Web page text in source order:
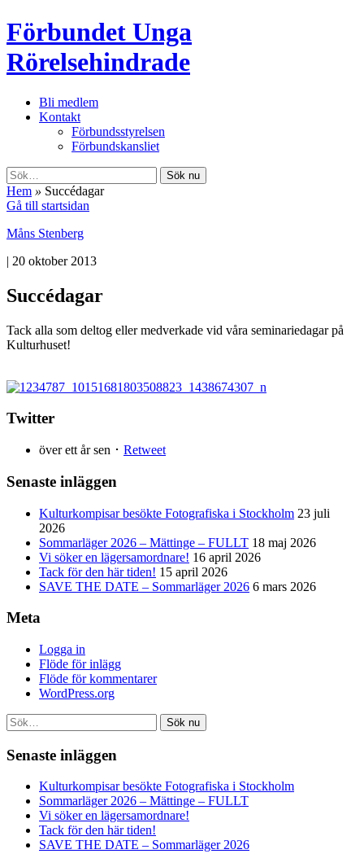
Förbundet Unga
Rörelsehindrade
Bli medlem
Kontakt
Förbundsstyrelsen
Förbundskansliet
Sök nu
Hem » Succédagar
Gå till startsidan
Måns Stenberg
| 20 oktober 2013
Succédagar
Tack alla som deltog eller medverkade vid våra seminariedagar på
Kulturhuset!
Twitter
över ett år sen ･ Retweet
Senaste inläggen
Kulturkompisar besökte Fotografiska i Stockholm 23 juli
2026
Sommarläger 2026 – Mättinge – FULLT 18 maj 2026
Vi söker en lägersamordnare! 16 april 2026
Tack för den här tiden! 15 april 2026
SAVE THE DATE – Sommarläger 2026 6 mars 2026
Meta
Logga in
Flöde för inlägg
Flöde för kommentarer
WordPress.org
Sök nu
Senaste inläggen
Kulturkompisar besökte Fotografiska i Stockholm
Sommarläger 2026 – Mättinge – FULLT
Vi söker en lägersamordnare!
Tack för den här tiden!
SAVE THE DATE – Sommarläger 2026